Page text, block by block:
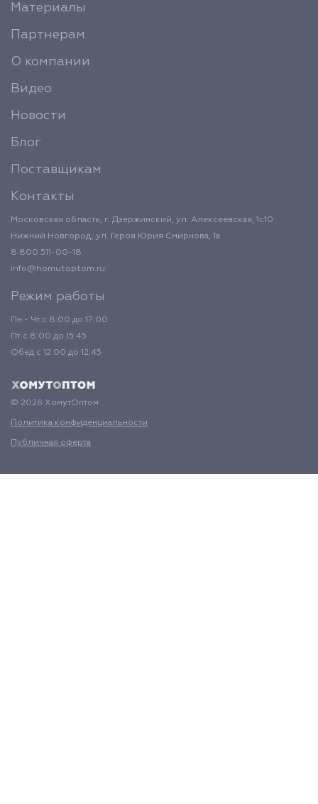
Материалы
Партнерам
О компании
Видео
Новости
Блог
Поставщикам
Контакты
Московская область, г. Дзержинский, ул. Алексеевская, 1с10
Нижний Новгород, ул. Героя Юрия Смирнова, 1а
8 800 511-00-18
info@homutoptom.ru
Режим работы
Пн - Чт с 8:00 до 17:00
Пт с 8:00 до 15:45
Обед с 12:00 до 12:45
© 2026 ХомутОптом
Политика конфиденциальности
Публичная оферта